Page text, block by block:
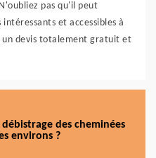
pas qu'il peut
et accessibles à
devis totalement gratuit et
des cheminées
environs ?